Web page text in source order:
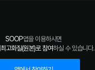
SOOP앱을 이용하시면
최고화질(원본)로 참여하실 수 있습니다.